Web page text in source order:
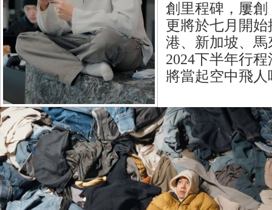
創里程碑，屢
更將於七月開
港、新加坡、
2024下半年行
將當起空中飛